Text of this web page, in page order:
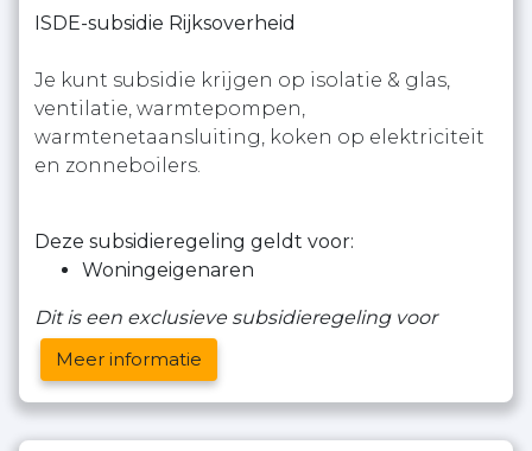
ISDE-subsidie Rijksoverheid
Je kunt subsidie krijgen op isolatie & glas,
ventilatie, warmtepompen,
warmtenetaansluiting, koken op elektriciteit
en zonneboilers.
Deze subsidieregeling geldt voor:
Woningeigenaren
Dit is een exclusieve subsidieregeling voor
Meer informatie